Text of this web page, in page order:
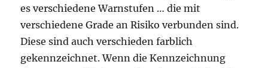
es verschiedene Warnstufen … die mit
verschiedene Grade an Risiko verbunden sind.
Diese sind auch verschieden farblich
gekennzeichnet. Wenn die Kennzeichnung